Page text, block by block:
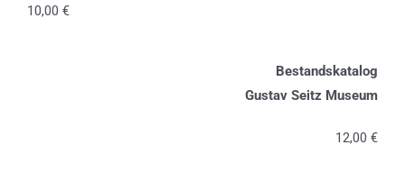
10,00 €
Bestandskatalog
Gustav Seitz Museum
12,00 €